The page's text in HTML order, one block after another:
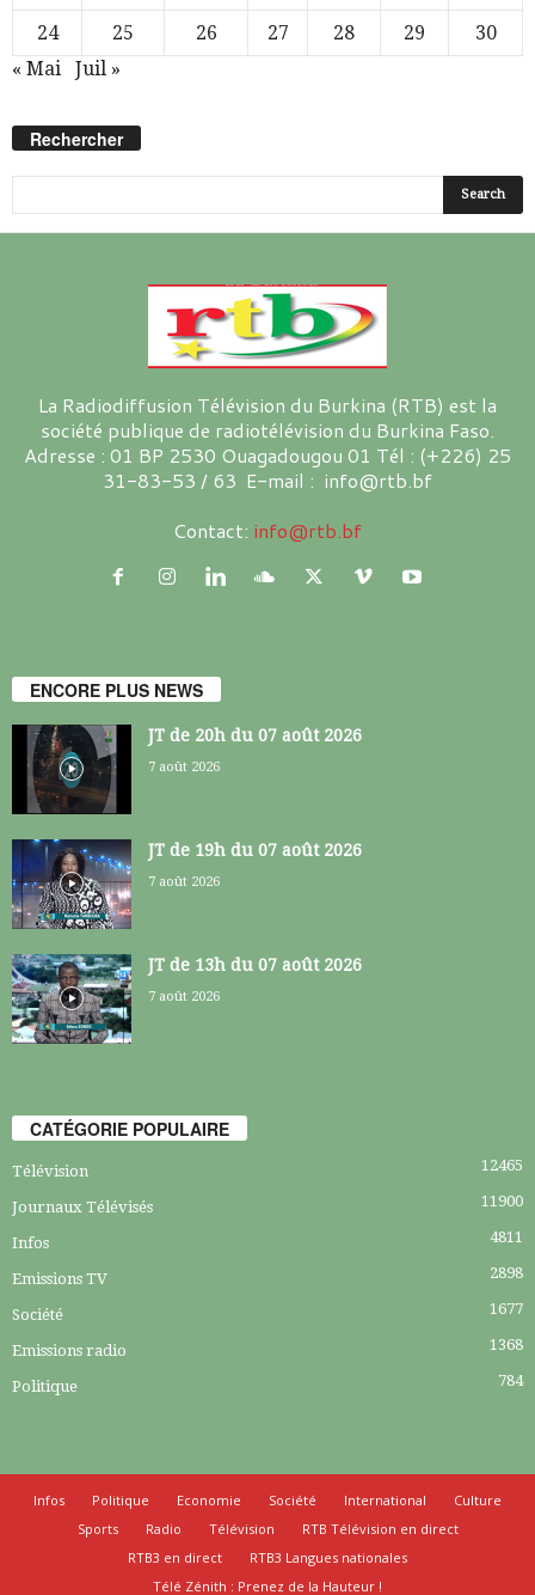
24
25 26 27 28 29
30
« Mai
Juil »
Rechercher
La Radiodiffusion Télévision du Burkina (RTB) est la
société publique de radiotélévision du Burkina Faso.
Adresse : 01 BP 2530 Ouagadougou 01 Tél : (+226) 25
31-83-53 / 63 E-mail : info@rtb.bf
Contact: info@rtb.bf
ENCORE PLUS NEWS
JT de 20h du 07 août 2026
7 août 2026
JT de 19h du 07 août 2026
7 août 2026
JT de 13h du 07 août 2026
7 août 2026
CATÉGORIE POPULAIRE
Télévision 12465
Journaux Télévisés 11900
Infos 4811
Emissions TV 2898
Société 1677
Emissions radio 1368
Politique 784
Infos Politique Economie Société International
Culture
Sports
Radio Télévision
RTB Télévision en direct
RTB3 en direct
RTB3 Langues nationales
Télé Zénith : Prenez de la Hauteur !